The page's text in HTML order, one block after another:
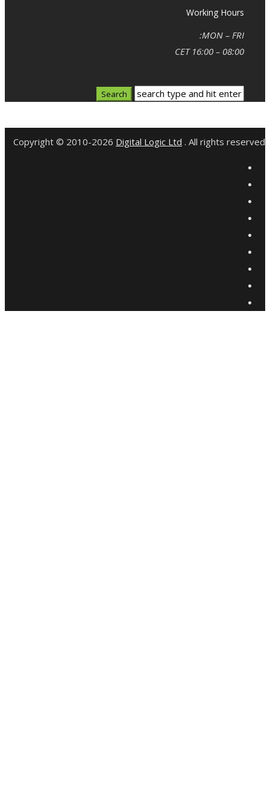
Working Hours
MON – FRI:
Copyright © 2010-2026 Digital Logic Ltd. All rights